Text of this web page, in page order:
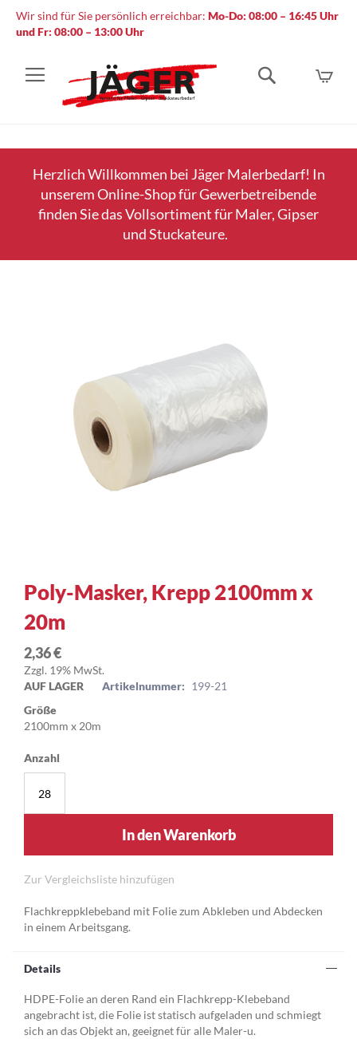
Wir sind für Sie persönlich erreichbar: Mo-Do: 08:00 – 16:45 Uhr
und Fr: 08:00 – 13:00 Uhr
Herzlich Willkommen bei Jäger Malerbedarf! In
unserem Online-Shop für Gewerbetreibende
finden Sie das Vollsortiment für Maler, Gipser
und Stuckateure.
Poly-Masker, Krepp 2100mm x
20m
2,36 €
Zzgl. 19% MwSt.
AUF LAGER
Artikelnummer: 199-21
Größe
2100mm x 20m
Anzahl
In den Warenkorb
Zur Vergleichsliste hinzufügen
Flachkreppklebeband mit Folie zum Abkleben und Abdecken
in einem Arbeitsgang.
Zum
Anfang
der
Bildergalerie
springen
Details
HDPE-Folie an deren Rand ein Flachkrepp-Klebeband
angebracht ist, die Folie ist statisch aufgeladen und schmiegt
sich an das Objekt an, geeignet für alle Maler-u.